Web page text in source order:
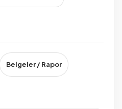
Belgeler / Rapor